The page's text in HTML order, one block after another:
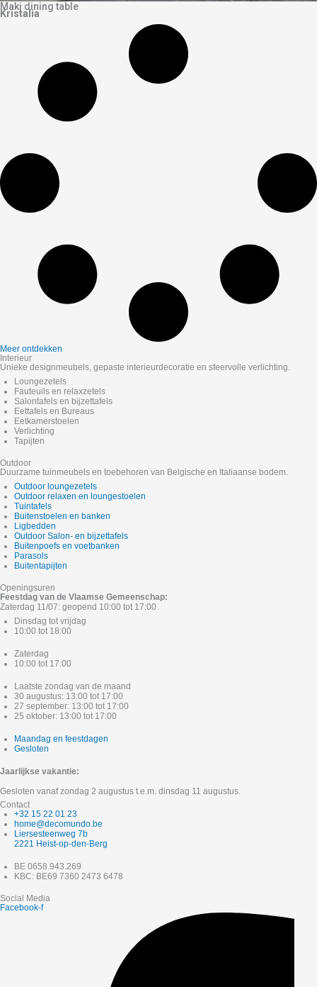
Maki dining table
Kristalia
Meer ontdekken
Interieur
Unieke designmeubels, gepaste interieurdecoratie en sfeervolle verlichting.
Loungezetels
Fauteuils en relaxzetels
Salontafels en bijzettafels
Eettafels en Bureaus
Eetkamerstoelen
Verlichting
Tapijten
Outdoor
Duurzame tuinmeubels en toebehoren van Belgische en Italiaanse bodem.
Outdoor loungezetels
Outdoor relaxen en loungestoelen
Tuintafels
Buitenstoelen en banken
Ligbedden
Outdoor Salon- en bijzettafels
Buitenpoefs en voetbanken
Parasols
Buitentapijten
Openingsuren
Feestdag van de Vlaamse Gemeenschap:
Zaterdag 11/07: geopend 10:00 tot 17:00
Dinsdag tot vrijdag
10:00 tot 18:00
Zaterdag
10:00 tot 17:00
Laatste zondag van de maand
30 augustus: 13:00 tot 17:00
27 september: 13:00 tot 17:00
25 oktober: 13:00 tot 17:00
Maandag en feestdagen
Gesloten
Jaarlijkse vakantie:
Gesloten vanaf zondag 2 augustus t.e.m. dinsdag 11 augustus.
Contact
+32 15 22 01 23
home@decomundo.be
Liersesteenweg 7b
2221 Heist-op-den-Berg
BE 0658.943.269
KBC: BE69 7360 2473 6478
Social Media
Facebook-f